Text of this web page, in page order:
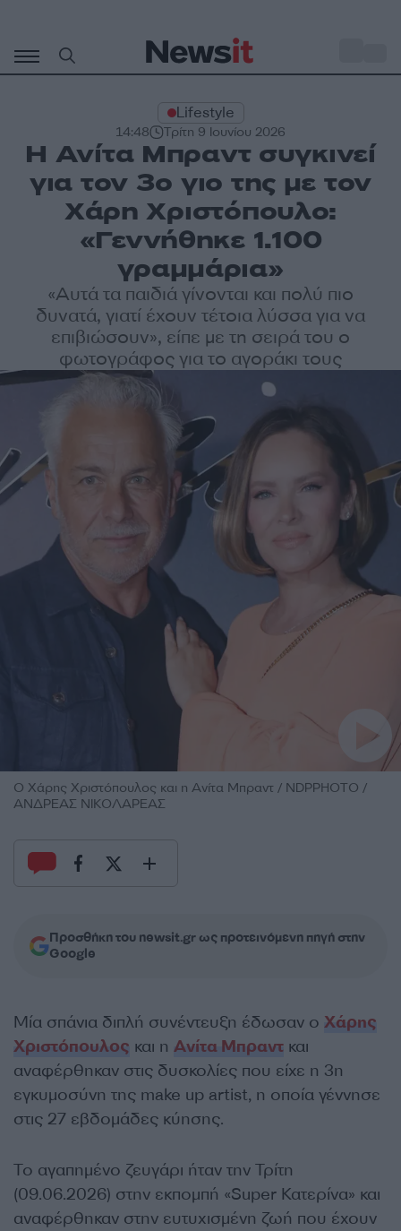
περιεχόμενο
Lifestyle
14:48 Τρίτη 9 Ιουνίου 2026
Η Ανίτα Μπραντ συγκινεί
για τον 3ο γιο της με τον
Χάρη Χριστόπουλο:
«Γεννήθηκε 1.100
γραμμάρια»
«Αυτά τα παιδιά γίνονται και πολύ πιο
δυνατά, γιατί έχουν τέτοια λύσσα για να
επιβιώσουν», είπε με τη σειρά του ο
φωτογράφος για το αγοράκι τους
Ο Χάρης Χριστόπουλος και η Ανίτα Μπραντ / NDPPHOTO /
ΑΝΔΡΕΑΣ ΝΙΚΟΛΑΡΕΑΣ
Προσθήκη του newsit.gr ως προτεινόμενη πηγή στην
Google
Μία σπάνια διπλή συνέντευξη έδωσαν ο Χάρης
Χριστόπουλος και η Ανίτα Μπραντ και
αναφέρθηκαν στις δυσκολίες που είχε η 3η
εγκυμοσύνη της make up artist, η οποία γέννησε
στις 27 εβδομάδες κύησης.
Το αγαπημένο ζευγάρι ήταν την Τρίτη
(09.06.2026) στην εκπομπή «Super Κατερίνα» και
αναφέρθηκαν στην ευτυχισμένη ζωή που έχουν